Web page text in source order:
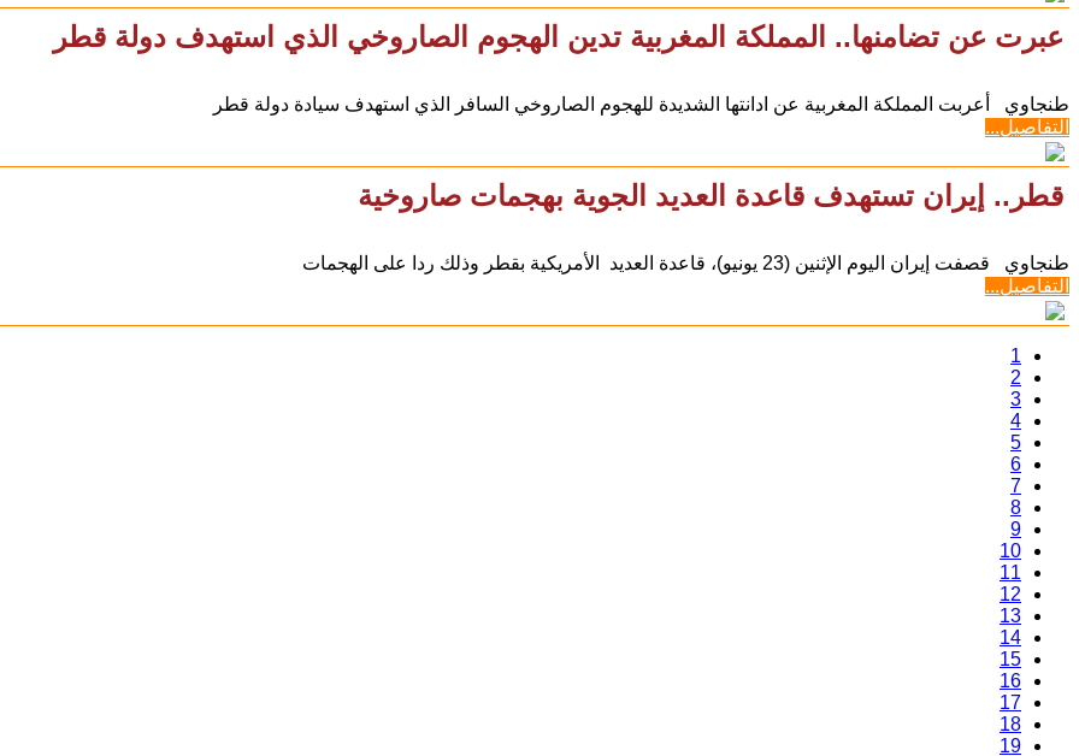
عبرت عن تضامنها.. المملكة المغربية تدين الهجوم الصاروخي الذي استهدف دولة قطر
طنجاوي أعربت المملكة المغربية عن ادانتها الشديدة للهجوم الصاروخي السافر الذي استهدف سيادة دولة قطر
التفاصيل...
قطر.. إيران تستهدف قاعدة العديد الجوية بهجمات صاروخية
طنجاوي قصفت إيران اليوم الإثنين (23 يونيو)، قاعدة العديد الأمريكية بقطر وذلك ردا على الهجمات
التفاصيل...
1
2
3
4
5
6
7
8
9
10
11
12
13
14
15
16
17
18
19